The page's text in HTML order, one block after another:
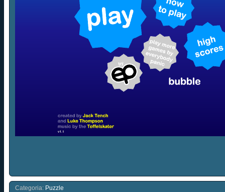
Categoria: Puzzle